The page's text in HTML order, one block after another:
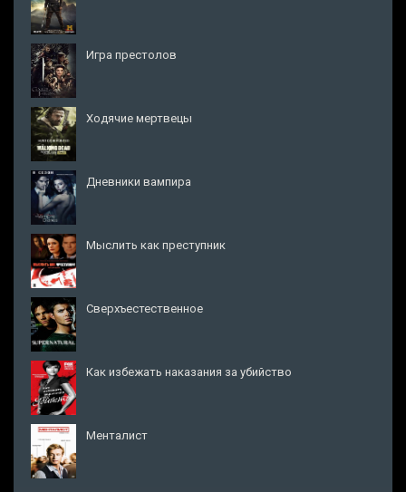
Игра престолов
Ходячие мертвецы
Дневники вампира
Мыслить как преступник
Сверхъестественное
Как избежать наказания за убийство
Менталист